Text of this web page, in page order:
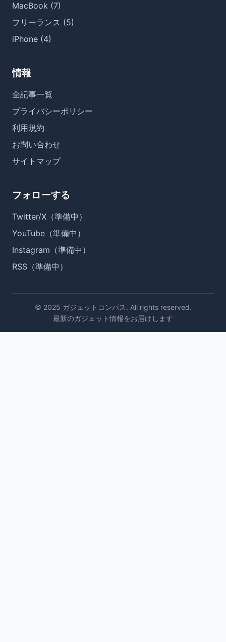
MacBook (7)
フリーランス (5)
iPhone (4)
情報
全記事一覧
プライバシーポリシー
利用規約
お問い合わせ
サイトマップ
フォローする
Twitter/X（準備中）
YouTube（準備中）
Instagram（準備中）
RSS（準備中）
© 2025 ガジェットコンパス. All rights reserved.
最新のガジェット情報をお届けします